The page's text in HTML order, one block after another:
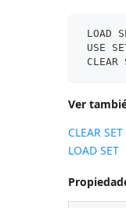
LOAD
USE
Ver
CLEAR SET
LOAD SET